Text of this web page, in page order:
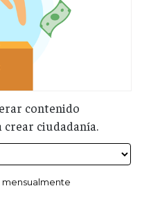
contenido
ciudadanía.
mensualmente